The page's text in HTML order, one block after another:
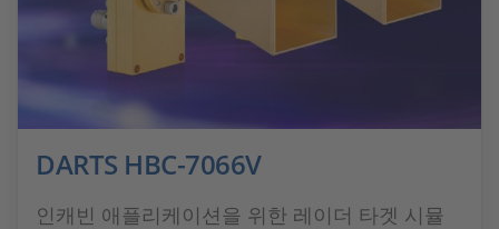
DARTS HBC-7066V
인캐빈 애플리케이션을 위한 레이더 타겟 시뮬